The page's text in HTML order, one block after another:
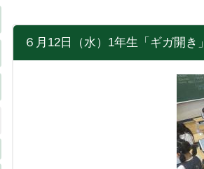
６月12日（水）1年生「ギガ開き」